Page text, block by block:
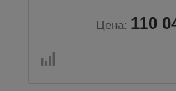
Цена: 110